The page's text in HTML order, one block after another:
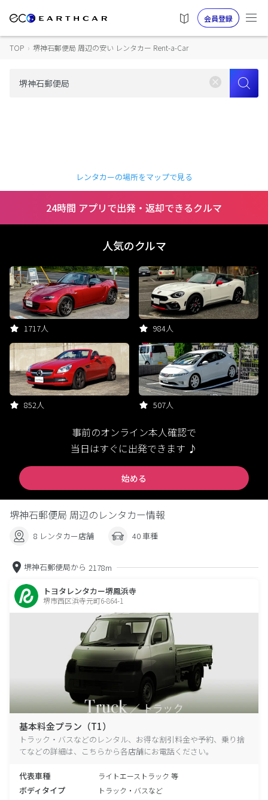
会員登録
TOP › 堺神石郵便局 周辺の安い レンタカー Rent-a-Car
レンタカーの場所をマップで見る
24時間 アプリで出発・返却できるクルマ
人気のクルマ
1717人 984人
852人 507人
事前のオンライン本人確認で
当日はすぐに出発できます ♪
始める
堺神石郵便局 周辺のレンタカー情報
8 レンタカー店舗 40 車種
堺神石郵便局から 2178m
トヨタレンタカー堺鳳浜寺
堺市西区浜寺元町6-864-1
基本料金プラン（T1）
トラック・バスなどのレンタル、お得な割引料金や予約、乗り捨
てなどの詳細は、こちらから各店舗にお電話ください。
代表車種 ライトエーストラック 等
ボディタイプ トラック・バスなど